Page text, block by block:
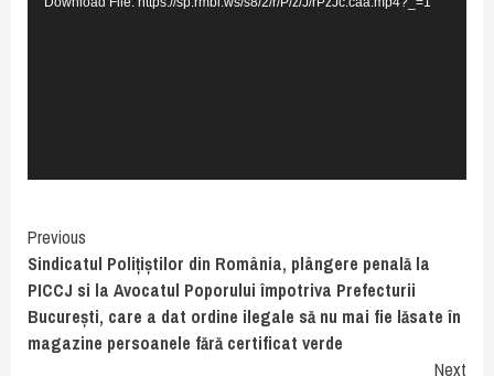
Download File: https://sp.rmbl.ws/s8/2/r/P/z/J/rPzJc.caa.mp4?_=1
Continue
Reading
Previous
Sindicatul Polițiștilor din România, plângere penală la
PICCJ si la Avocatul Poporului împotriva Prefecturii
București, care a dat ordine ilegale să nu mai fie lăsate în
magazine persoanele fără certificat verde
Next